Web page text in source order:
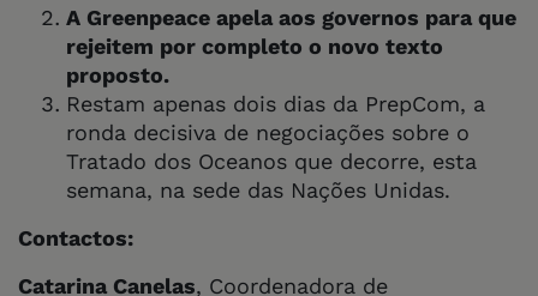
A Greenpeace apela aos governos para que
rejeitem por completo o novo texto
proposto.
Restam apenas dois dias da PrepCom, a
ronda decisiva de negociações sobre o
Tratado dos Oceanos que decorre, esta
semana, na sede das Nações Unidas.
Contactos:
Catarina Canelas, Coordenadora de